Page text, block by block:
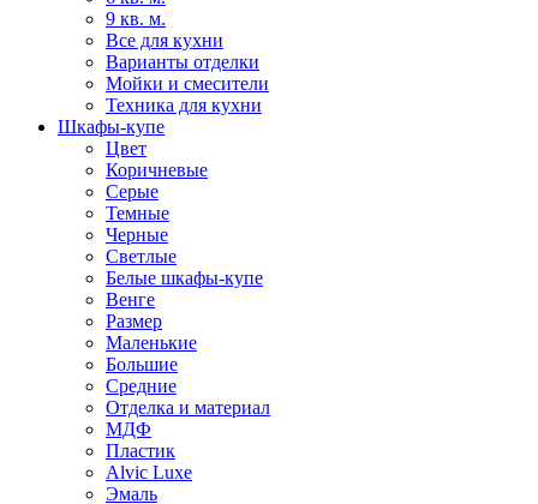
9 кв. м.
Все для кухни
Варианты отделки
Мойки и смесители
Техника для кухни
Шкафы-купе
Цвет
Коричневые
Серые
Темные
Черные
Светлые
Белые шкафы-купе
Венге
Размер
Маленькие
Большие
Средние
Отделка и материал
МДФ
Пластик
Alvic Luxe
Эмаль